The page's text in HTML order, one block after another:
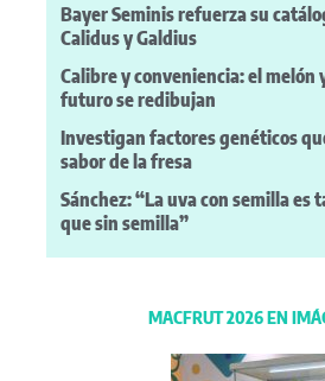
Bayer Seminis refuerza su
Calidus y Galdius
Calibre y conveniencia: el melón
futuro se redibujan
Investigan factores genéticos
sabor de la fresa
Sánchez: “La uva con semilla es
que sin semilla”
MACFRUT 2026 EN